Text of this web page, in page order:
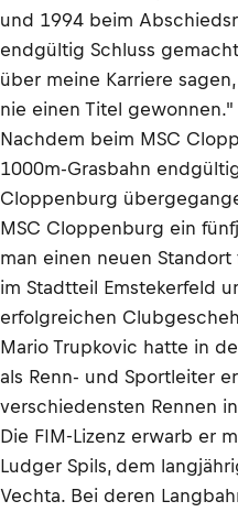
und 1994 beim
endgültig Schluss
über meine Karriere
nie einen Titel gewonnen."
Nachdem beim MSC
1000m-Grasbahn
Cloppenburg
MSC Cloppenburg ein
man einen neuen
im Stadtteil Emstekerfeld
erfolgreichen
Mario Trupkovic hatte in
als Renn- und Sportleiter
verschiedensten Rennen
Die FIM-Lizenz erwarb er
Ludger Spils, dem
Vechta. Bei deren